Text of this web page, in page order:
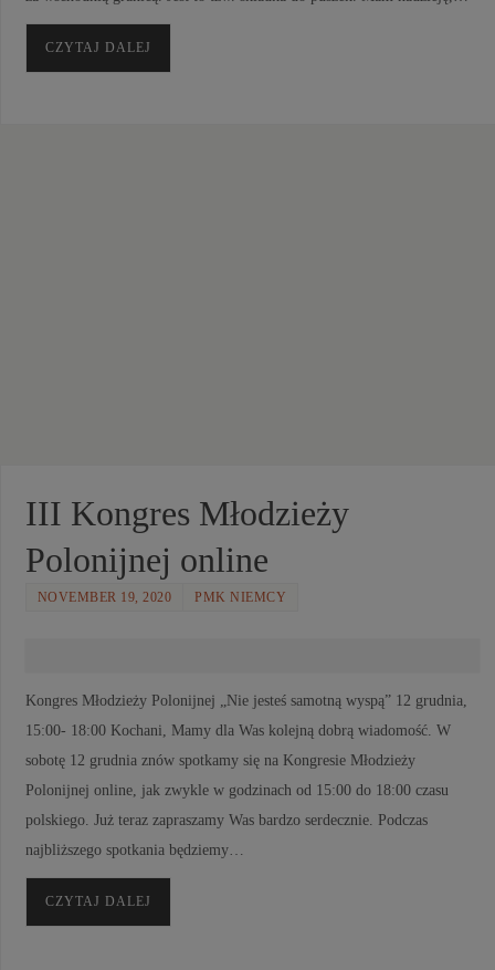
CZYTAJ DALEJ
III Kongres Młodzieży
Polonijnej online
NOVEMBER 19, 2020 PMK NIEMCY
Kongres Młodzieży Polonijnej „Nie jesteś samotną wyspą” 12 grudnia,
15:00- 18:00 Kochani, Mamy dla Was kolejną dobrą wiadomość. W
sobotę 12 grudnia znów spotkamy się na Kongresie Młodzieży
Polonijnej online, jak zwykle w godzinach od 15:00 do 18:00 czasu
polskiego. Już teraz zapraszamy Was bardzo serdecznie. Podczas
najbliższego spotkania będziemy…
CZYTAJ DALEJ